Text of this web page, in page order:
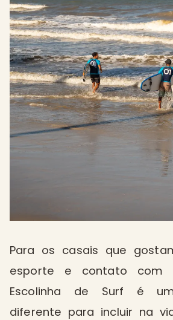
Para os casais que
esporte e contato com
Escolinha de Surf é
diferente para incluir na